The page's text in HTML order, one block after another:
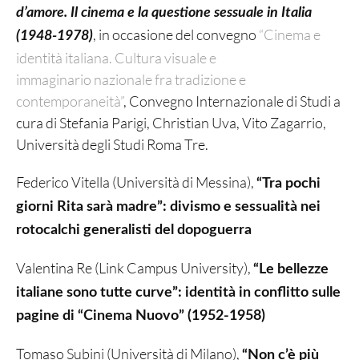
d’amore. Il cinema e la questione sessuale in Italia
(1948-1978), in occasione del convegno “Cinema e
identità italiana. Cultura visuale e
immaginario nazionale fra tradizione e
contemporaneità”, Convegno Internazionale di Studi a
cura di Stefania Parigi, Christian Uva, Vito Zagarrio,
Università degli Studi Roma Tre.
Federico Vitella (Università di Messina), “Tra pochi
giorni Rita sarà madre”: divismo e sessualità nei
rotocalchi generalisti del dopoguerra
Valentina Re (Link Campus University), “Le bellezze
italiane sono tutte curve”: identità in conflitto sulle
pagine di “Cinema Nuovo” (1952-1958)
Tomaso Subini (Università di Milano), “Non c’è più